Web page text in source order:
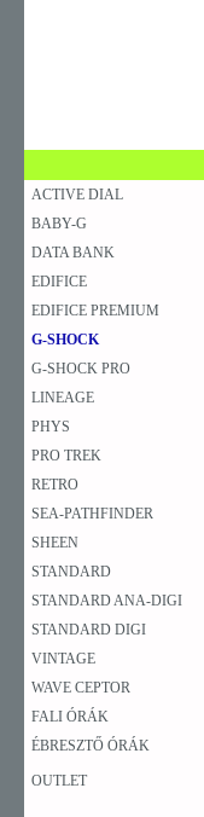
ACTIVE DIAL
BABY-G
DATA BANK
EDIFICE
EDIFICE PREMIUM
G-SHOCK
G-SHOCK PRO
LINEAGE
PHYS
PRO TREK
RETRO
SEA-PATHFINDER
SHEEN
STANDARD
STANDARD ANA-DIGI
STANDARD DIGI
VINTAGE
WAVE CEPTOR
FALI ÓRÁK
ÉBRESZTŐ ÓRÁK
OUTLET